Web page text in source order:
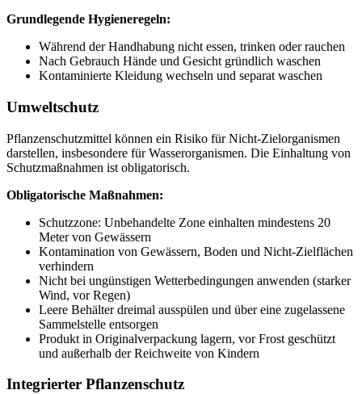
Grundlegende Hygieneregeln:
Während der Handhabung nicht essen, trinken oder rauchen
Nach Gebrauch Hände und Gesicht gründlich waschen
Kontaminierte Kleidung wechseln und separat waschen
Umweltschutz
Pflanzenschutzmittel können ein Risiko für Nicht-Zielorganismen
darstellen, insbesondere für Wasserorganismen. Die Einhaltung von
Schutzmaßnahmen ist obligatorisch.
Obligatorische Maßnahmen:
Schutzzone: Unbehandelte Zone einhalten mindestens 20
Meter von Gewässern
Kontamination von Gewässern, Boden und Nicht-Zielflächen
verhindern
Nicht bei ungünstigen Wetterbedingungen anwenden (starker
Wind, vor Regen)
Leere Behälter dreimal ausspülen und über eine zugelassene
Sammelstelle entsorgen
Produkt in Originalverpackung lagern, vor Frost geschützt
und außerhalb der Reichweite von Kindern
Integrierter Pflanzenschutz